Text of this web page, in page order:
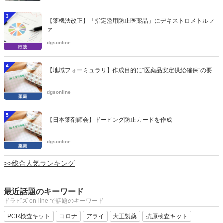
3
【薬機法改正】「指定濫用防止医薬品」にデキストロメトルフ
ァ...
dgsonline
4
【地域フォーミュラリ】作成目的に“医薬品安定供給確保”の要...
dgsonline
5
【日本薬剤師会】ドーピング防止カードを作成
dgsonline
>>総合人気ランキング
最近話題のキーワード
ドラビズ on-line で話題のキーワード
PCR検査キット コロナ アライ 大正製薬 抗原検査キット